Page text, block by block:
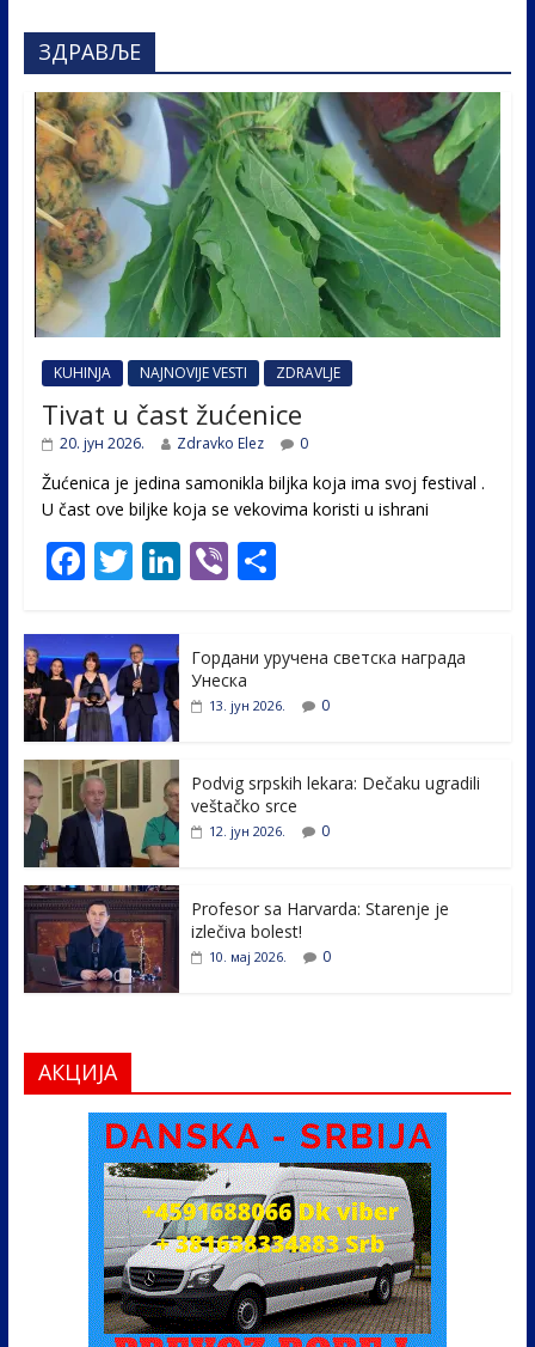
ЗДРАВЉЕ
KUHINJA NAJNOVIJE VESTI ZDRAVLJE
Tivat u čast žućenice
20. јун 2026. Zdravko Elez 0
Žućenica je jedina samonikla biljka koja ima svoj festival .
U čast ovе biljke koja se vekovima koristi u ishrani
F
e
b
o
o
k
T
itt
er
Li
e
dI
Vi S
e
Гордани уручена светска награда
Унеска
13. јун 2026. 0
Podvig srpskih lekara: Dečaku ugradili
veštačko srce
12. јун 2026. 0
Profesor sa Harvarda: Starenje je
izlečiva bolest!
10. мај 2026. 0
АКЦИЈА